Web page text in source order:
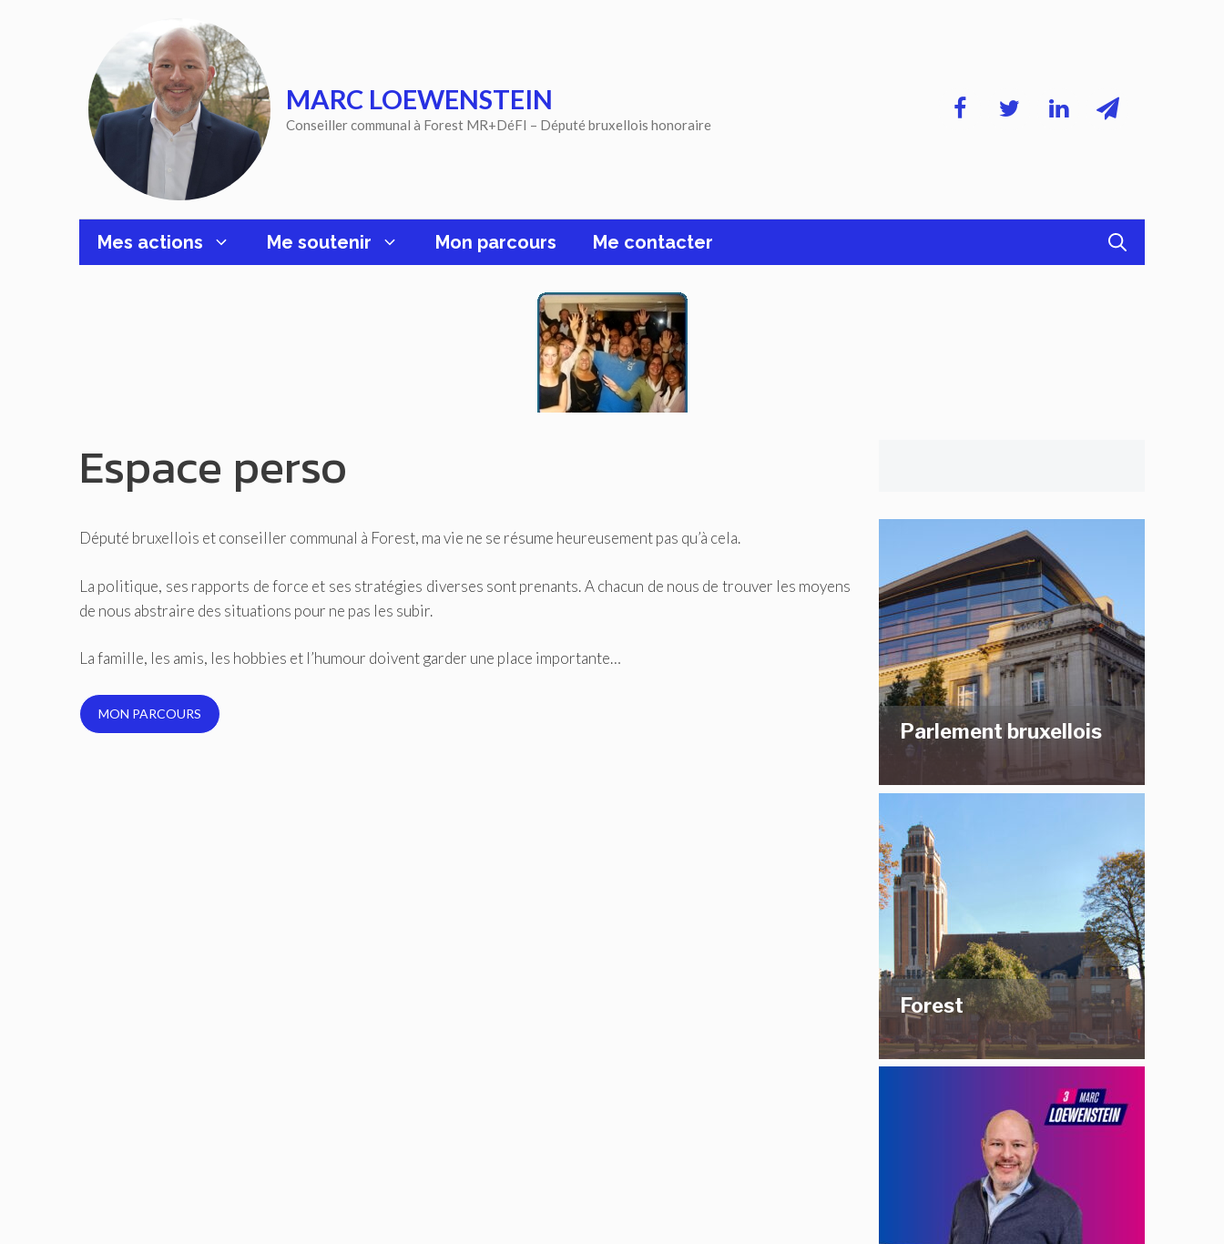
MARC LOEWENSTEIN
Conseiller communal à Forest MR+DéFI – Député bruxellois honoraire
Mes actions Me soutenir Mon parcours Me contacter
Espace perso
Député bruxellois et conseiller communal à Forest, ma vie ne se résume heureusement pas qu’à cela.
La politique, ses rapports de force et ses stratégies diverses sont prenants. A chacun de nous de trouver les moyens
de nous abstraire des situations pour ne pas les subir.
La famille, les amis, les hobbies et l’humour doivent garder une place importante…
MON PARCOURS
Parlement bruxellois
Forest